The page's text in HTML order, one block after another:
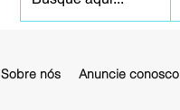
Sobre nós Anuncie conosco